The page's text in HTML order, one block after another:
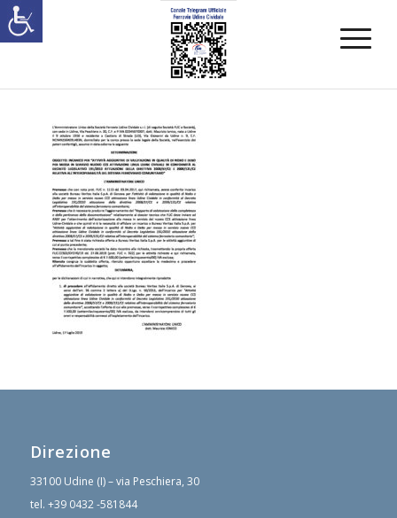
Direzione
33100 Udine (I) – via Peschiera, 30
tel. +39 0432 -581844